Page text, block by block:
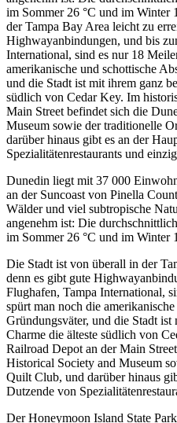
im Sommer 26 °C und im Winter
der Tampa Bay Area leicht zu
Highwayanbindungen, und bis
International, sind es nur 18
amerikanische und schottische
und die Stadt ist mit ihrem ganz
südlich von Cedar Key. Im
Main Street befindet sich die
Museum sowie der traditionelle
darüber hinaus gibt es an der
Spezialitätenrestaurants und
Dunedin liegt mit 37 000
an der Suncoast von Pinella
Wälder und viel subtropische
angenehm ist: Die
im Sommer 26 °C und im Winter
Die Stadt ist von überall in der
denn es gibt gute
Flughafen, Tampa International,
spürt man noch die
Gründungsväter, und die Stadt ist
Charme die älteste südlich von
Railroad Depot an der Main
Historical Society and Museum
Quilt Club, und darüber hinaus
Dutzende von
Der Honeymoon Island State